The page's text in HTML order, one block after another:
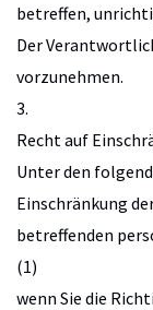
betreffen,
Der
vorzunehmen.
3.
Recht auf
Unter den
Einschränkung
betreffenden
(1)
wenn Sie die